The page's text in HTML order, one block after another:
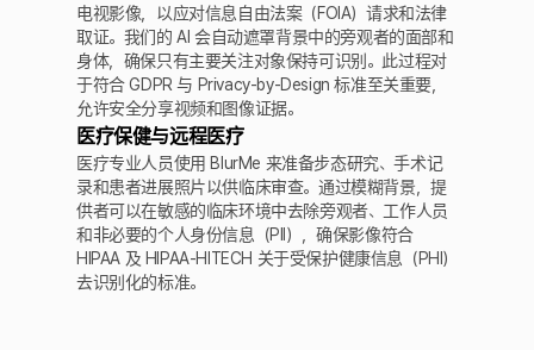
电视影像，以应对信息自由法案（FOIA）请求和法律
取证。我们的 AI 会自动遮罩背景中的旁观者的面部和
身体，确保只有主要关注对象保持可识别。此过程对
于符合 GDPR 与 Privacy-by-Design 标准至关重要，
允许安全分享视频和图像证据。
医疗保健与远程医疗
医疗专业人员使用 BlurMe 来准备步态研究、手术记
录和患者进展照片以供临床审查。通过模糊背景，提
供者可以在敏感的临床环境中去除旁观者、工作人员
和非必要的个人身份信息（PII），确保影像符合
HIPAA 及 HIPAA-HITECH 关于受保护健康信息（PHI）
去识别化的标准。